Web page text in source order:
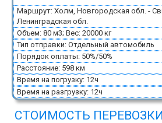
Маршрут: Холм, Новгородская обл. -
Ленинградская обл.
Объем: 80 м3; Вес: 20000 кг
Тип отправки: Отдельный автомобиль
Порядок оплаты: 50%/50%
Расстояние: 598 км
Время на погрузку: 12ч
Время на разгрузку: 12ч
СТОИМОСТЬ